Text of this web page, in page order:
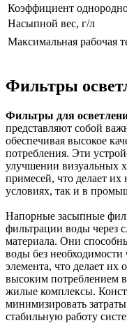
Коэффициент
Насыпной вес, г/л
Максимальная рабочая
Фильтры
Фильтры для
представляют собой
обеспечивая высокое
потребления. Эти
улучшении визуальных
примесей, что делает
условиях, так и в
Напорные засыпные
фильтрации воды через
материала. Они
воды без
элемента, что делает
высоким потреблением
жилые комплексы.
минимизировать
стабильную работу